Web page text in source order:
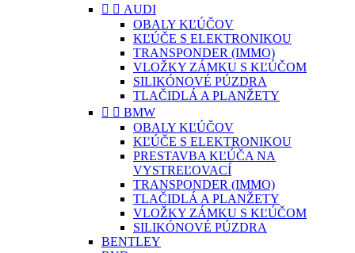
  AUDI
OBALY KĽÚČOV
KĽÚČE S ELEKTRONIKOU
TRANSPONDER (IMMO)
VLOŽKY ZÁMKU S KĽÚČOM
SILIKÓNOVÉ PÚZDRA
TLAČIDLÁ A PLANŽETY
  BMW
OBALY KĽÚČOV
KĽÚČE S ELEKTRONIKOU
PRESTAVBA KĽÚČA NA
VYSTREĽOVACÍ
TRANSPONDER (IMMO)
TLAČIDLÁ A PLANŽETY
VLOŽKY ZÁMKU S KĽÚČOM
SILIKÓNOVÉ PÚZDRA
BENTLEY